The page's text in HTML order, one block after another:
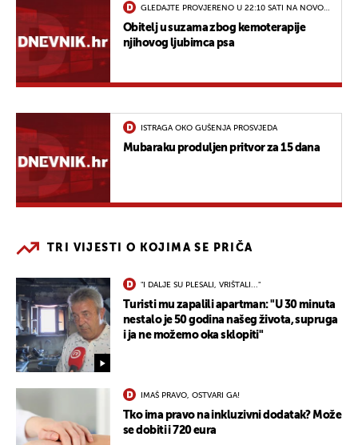
GLEDAJTE PROVJERENO U 22:10 SATI NA NOVOJ
Obitelj u suzama zbog kemoterapije
njihovog ljubimca psa
ISTRAGA OKO GUŠENJA PROSVJEDA
Mubaraku produljen pritvor za 15 dana
TRI VIJESTI O KOJIMA SE PRIČA
"I DALJE SU PLESALI, VRIŠTALI..."
Turisti mu zapalili apartman: "U 30 minuta
nestalo je 50 godina našeg života, supruga
i ja ne možemo oka sklopiti"
IMAŠ PRAVO, OSTVARI GA!
Tko ima pravo na inkluzivni dodatak? Može
se dobiti i 720 eura